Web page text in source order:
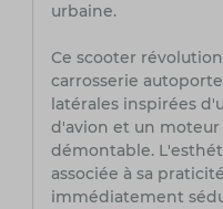
urbaine.
Ce scooter
carrosserie
latérales inspirées
d'avion et un
démontable.
associée à sa
immédiatement